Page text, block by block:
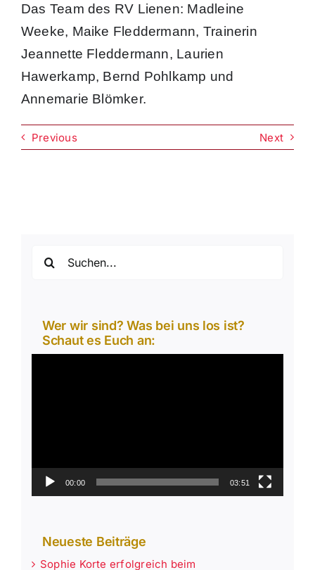
Das Team des RV Lienen: Madleine
Weeke, Maike Fleddermann, Trainerin
Jeannette Fleddermann, Laurien
Hawerkamp, Bernd Pohlkamp und
Annemarie Blömker.
Previous Next
nach:
Wer wir sind? Was bei uns los ist?
Schaut es Euch an:
00:00 03:51
Neueste Beiträge
Sophie Korte erfolgreich beim